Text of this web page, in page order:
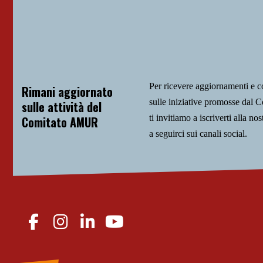
Rimani aggiornato
sulle attività del
Comitato AMUR
Per ricevere aggiornamenti e
sulle iniziative promosse dal
ti invitiamo a iscriverti alla
a seguirci sui canali social.